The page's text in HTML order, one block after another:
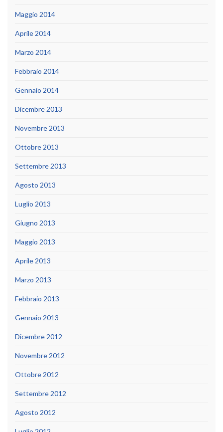
Maggio 2014
Aprile 2014
Marzo 2014
Febbraio 2014
Gennaio 2014
Dicembre 2013
Novembre 2013
Ottobre 2013
Settembre 2013
Agosto 2013
Luglio 2013
Giugno 2013
Maggio 2013
Aprile 2013
Marzo 2013
Febbraio 2013
Gennaio 2013
Dicembre 2012
Novembre 2012
Ottobre 2012
Settembre 2012
Agosto 2012